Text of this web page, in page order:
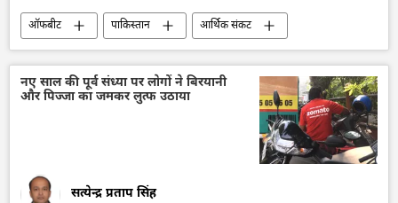
ऑफबीट पाकिस्तान आर्थिक संकट
नए साल की पूर्व संध्या पर लोगों ने बिरयानी
और पिज्जा का जमकर लुत्फ उठाया
सत्येन्द्र प्रताप सिंह